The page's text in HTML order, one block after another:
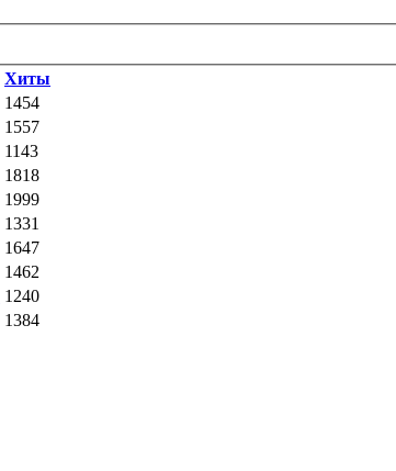
Хиты
1454
1557
1143
1818
1999
1331
1647
1462
1240
1384